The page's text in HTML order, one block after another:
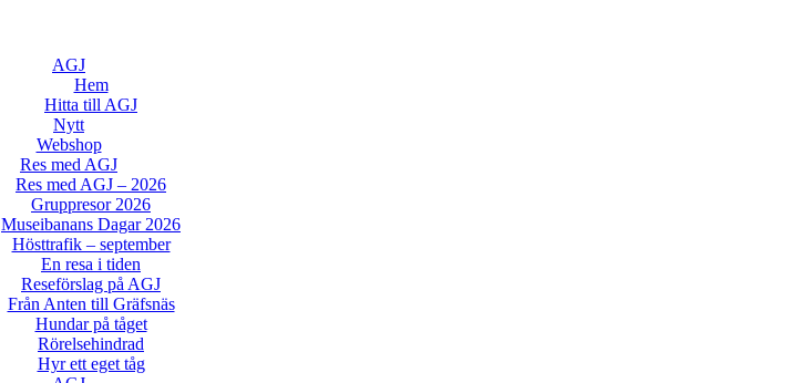
AGJ
Hem
Hitta till AGJ
Nytt
Webshop
Res med AGJ
Res med AGJ – 2026
Gruppresor 2026
Museibanans Dagar 2026
Hösttrafik – september
En resa i tiden
Reseförslag på AGJ
Från Anten till Gräfsnäs
Hundar på tåget
Rörelsehindrad
Hyr ett eget tåg